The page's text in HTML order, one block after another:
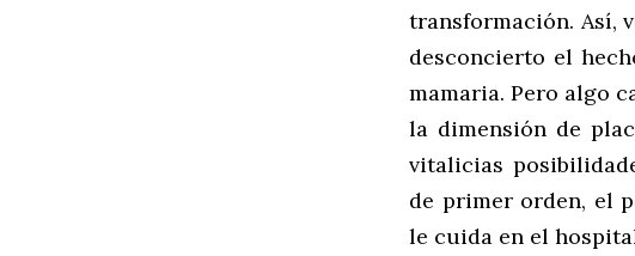
transformación. Así,
desconcierto el
mamaria. Pero algo
la dimensión de
vitalicias
de primer orden, el
le cuida en el